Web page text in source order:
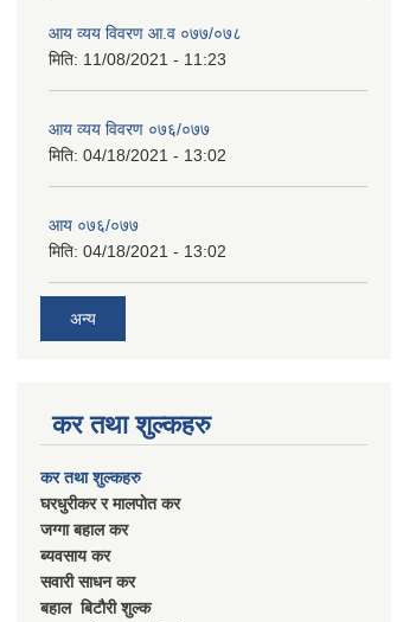
आय व्यय विवरण आ.व ०७७/०७८
मिति: 11/08/2021 - 11:23
आय व्यय विवरण ०७६/०७७
मिति: 04/18/2021 - 13:02
आय ०७६/०७७
मिति: 04/18/2021 - 13:02
अन्य
कर तथा शुल्कहरु
कर तथा शुल्कहरु
घरधुरीकर र मालपाेत कर
जग्गा बहाल कर
ब्यवसाय कर
सवारी साधन कर
बहाल बिटाैरी शुल्क